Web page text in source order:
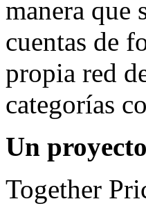
manera que
cuentas de
propia red
categorías
Un
Together